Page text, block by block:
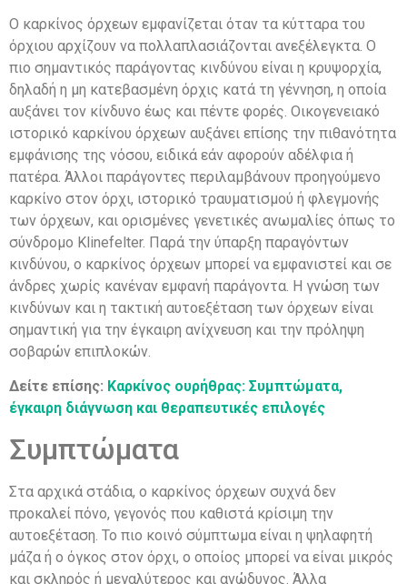
Ο καρκίνος όρχεων εμφανίζεται όταν τα κύτταρα του
όρχιου αρχίζουν να πολλαπλασιάζονται ανεξέλεγκτα. Ο
πιο σημαντικός παράγοντας κινδύνου είναι η κρυψορχία,
δηλαδή η μη κατεβασμένη όρχις κατά τη γέννηση, η οποία
αυξάνει τον κίνδυνο έως και πέντε φορές. Οικογενειακό
ιστορικό καρκίνου όρχεων αυξάνει επίσης την πιθανότητα
εμφάνισης της νόσου, ειδικά εάν αφορούν αδέλφια ή
πατέρα. Άλλοι παράγοντες περιλαμβάνουν προηγούμενο
καρκίνο στον όρχι, ιστορικό τραυματισμού ή φλεγμονής
των όρχεων, και ορισμένες γενετικές ανωμαλίες όπως το
σύνδρομο Klinefelter. Παρά την ύπαρξη παραγόντων
κινδύνου, ο καρκίνος όρχεων μπορεί να εμφανιστεί και σε
άνδρες χωρίς κανέναν εμφανή παράγοντα. Η γνώση των
κινδύνων και η τακτική αυτοεξέταση των όρχεων είναι
σημαντική για την έγκαιρη ανίχνευση και την πρόληψη
σοβαρών επιπλοκών.
Δείτε επίσης: Καρκίνος ουρήθρας: Συμπτώματα,
έγκαιρη διάγνωση και θεραπευτικές επιλογές
Συμπτώματα
Στα αρχικά στάδια, ο καρκίνος όρχεων συχνά δεν
προκαλεί πόνο, γεγονός που καθιστά κρίσιμη την
αυτοεξέταση. Το πιο κοινό σύμπτωμα είναι η ψηλαφητή
μάζα ή ο όγκος στον όρχι, ο οποίος μπορεί να είναι μικρός
και σκληρός ή μεγαλύτερος και ανώδυνος. Άλλα